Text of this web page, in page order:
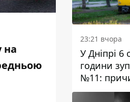
на
23:21 вчора
У Дніпрі 6
години
№11: